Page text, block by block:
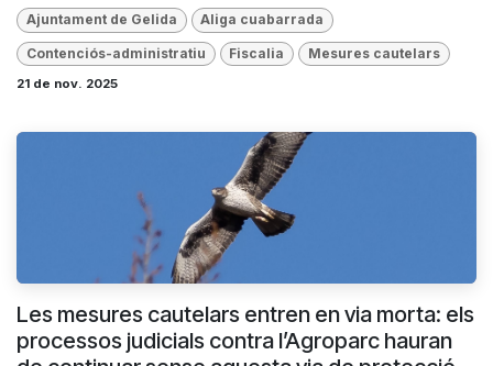
Ajuntament de Gelida Aliga cuabarrada
Contenciós-administratiu Fiscalia Mesures cautelars
21 de nov. 2025
Les mesures cautelars entren en via morta: els
processos judicials contra l’Agroparc hauran